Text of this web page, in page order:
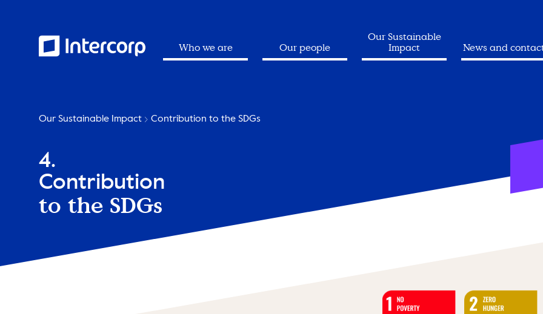
Who we are Our people
Our Sustainable
Impact
News and
Our Sustainable Impact Contribution to the SDGs
4.
Contribution
to the SDGs